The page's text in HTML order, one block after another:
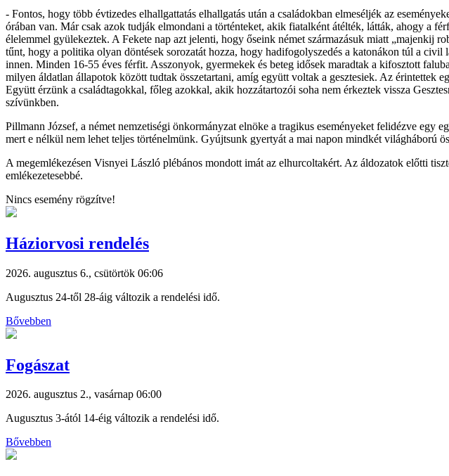
- Fontos, hogy több évtizedes elhallgattatás elhallgatás után a családokban elmeséljék az
órában van. Már csak azok tudják elmondani a történteket, akik fiatalként átélték, látták, ahogy a
élelemmel gyülekeztek. A Fekete nap azt jelenti, hogy őseink német származásuk miatt „majenkij
tűnt, hogy a politika olyan döntések sorozatát hozza, hogy hadifogolyszedés a katonákon túl a
innen. Minden 16-55 éves férfit. Asszonyok, gyermekek és beteg idősek maradtak a kifosztott
milyen áldatlan állapotok között tudtak összetartani, amíg együtt voltak a gesztesiek. Az érintettek
Együtt érzünk a családtagokkal, főleg azokkal, akik hozzátartozói soha nem érkeztek vissza
szívünkben.
Pillmann József, a német nemzetiségi önkormányzat elnöke a tragikus eseményeket felidézve
mert e nélkül nem lehet teljes történelmünk. Gyújtsunk gyertyát a mai napon mindkét világháború
A megemlékezésen Visnyei László plébános mondott imát az elhurcoltakért. Az áldozatok előtti
emlékezetesebbé.
Nincs esemény rögzítve!
Háziorvosi rendelés
2026. augusztus 6., csütörtök 06:06
Augusztus 24-től 28-áig változik a rendelési idő.
Bővebben
Fogászat
2026. augusztus 2., vasárnap 06:00
Augusztus 3-ától 14-éig változik a rendelési idő.
Bővebben